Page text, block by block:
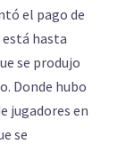
el pago de
está hasta
se produjo
Donde hubo
jugadores en
se